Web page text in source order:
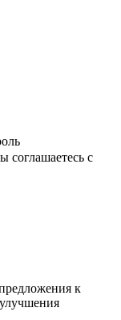
соглашаетесь с
к